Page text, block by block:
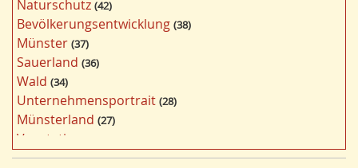
r
t
e
r
f
i
l
t
Naturschutz 42
Bevölkerungsentwicklung 38
Münster 37
Sauerland 36
Wald 34
Unternehmensportrait 28
Münsterland 27
Vegetation
Nordrhein-Westfalen 25